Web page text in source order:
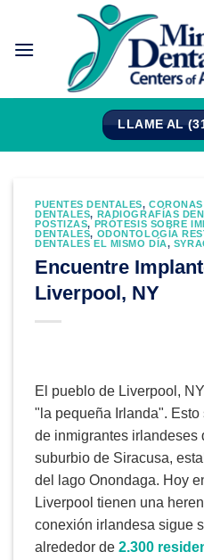
contenido
LLAME AL
PUENTES DENTALES,
DENTALES, RADIOGRAFÍAS
POSTIZAS, PRÓTESIS SOBRE
DENTALES, ODONTOLOGÍA
DENTALES EL MISMO DÍA,
Encuentre
Liverpool, NY
El pueblo de Liverpool,
"la pequeña Irlanda".
de inmigrantes irlandeses
suburbio de Siracusa,
del lago Onondaga. Hoy
Liverpool tienen una
conexión irlandesa sigue
alrededor de 2.300